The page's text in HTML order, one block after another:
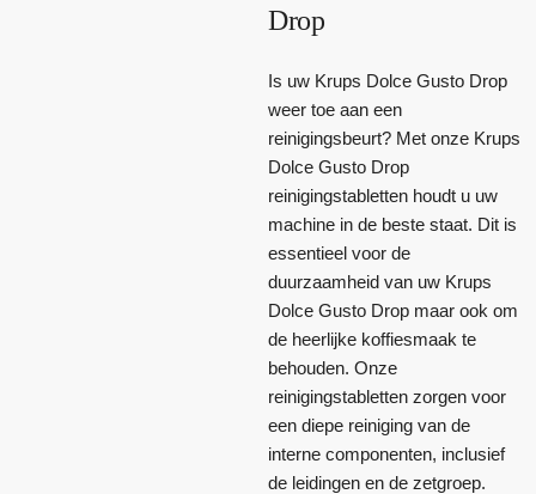
Drop
Is uw Krups Dolce Gusto Drop
weer toe aan een
reinigingsbeurt? Met onze Krups
Dolce Gusto Drop
reinigingstabletten houdt u uw
machine in de beste staat. Dit is
essentieel voor de
duurzaamheid van uw Krups
Dolce Gusto Drop maar ook om
de heerlijke koffiesmaak te
behouden. Onze
reinigingstabletten zorgen voor
een diepe reiniging van de
interne componenten, inclusief
de leidingen en de zetgroep.